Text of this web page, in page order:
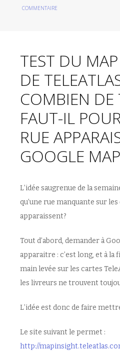
COMMENTAIRE
TEST DU
DE
COMBIEN DE
FAUT-IL
RUE
GOOGLE
L’idée saugrenue de la
qu’une rue manquante sur
apparaissent?
Tout d’abord, demander à
apparaitre : c’est long, et à la
main levée sur les cartes
les livreurs ne trouvent
L’idée est donc de faire
Le site suivant le permet :
http://